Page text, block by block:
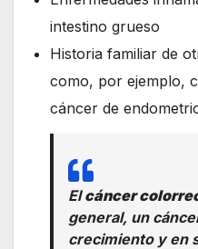
intestino grueso
Historia familiar de
como, por ejemplo,
cáncer de
Elcáncer
general, un
crecimiento y en